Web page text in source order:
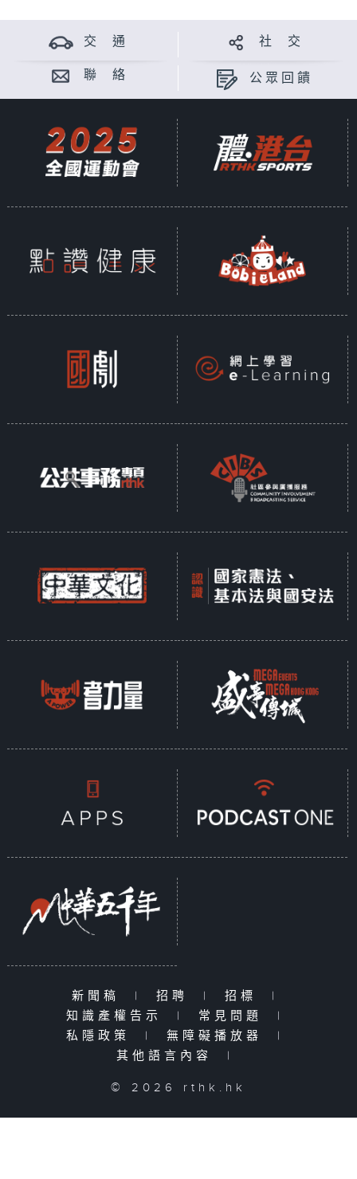
交 通 社 交
聯 絡 公眾回饋
新聞稿 | 招聘 | 招標
|
知識產權告示
| 常見問題
|
私隱政策
| 無障礙播放器
|
其他語言內容
|
© 2026 rthk.hk